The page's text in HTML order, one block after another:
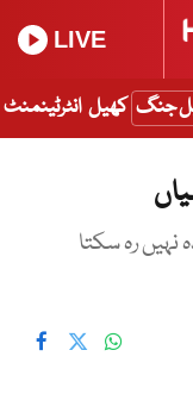
LIVE
جنگ کھیل انٹرٹینمنٹ
نہیں رہ سکتا